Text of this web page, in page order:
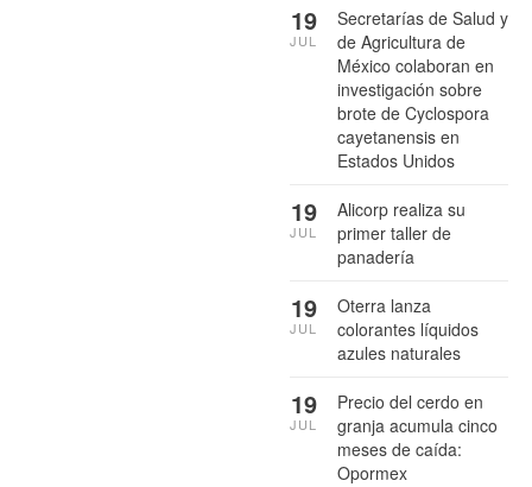
Secretarías de Salud y
de Agricultura de
México colaboran en
investigación sobre
brote de Cyclospora
cayetanensis en
Estados Unidos
19
JUL
Alicorp realiza su
primer taller de
panadería
19
JUL
Oterra lanza
colorantes líquidos
azules naturales
19
JUL
Precio del cerdo en
granja acumula cinco
meses de caída:
Opormex
19
JUL